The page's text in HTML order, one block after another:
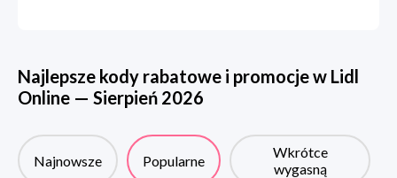
Najlepsze kody rabatowe i promocje w Lidl
Online — Sierpień 2026
Najnowsze Popularne
Wkrótce
wygasną